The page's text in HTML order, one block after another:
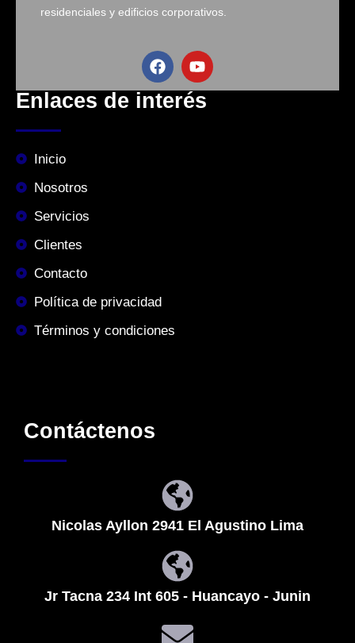
residenciales y edificios corporativos.
Enlaces de interés
Inicio
Nosotros
Servicios
Clientes
Contacto
Política de privacidad
Términos y condiciones
Contáctenos
Nicolas Ayllon 2941 El Agustino Lima
Jr Tacna 234 Int 605 - Huancayo - Junin